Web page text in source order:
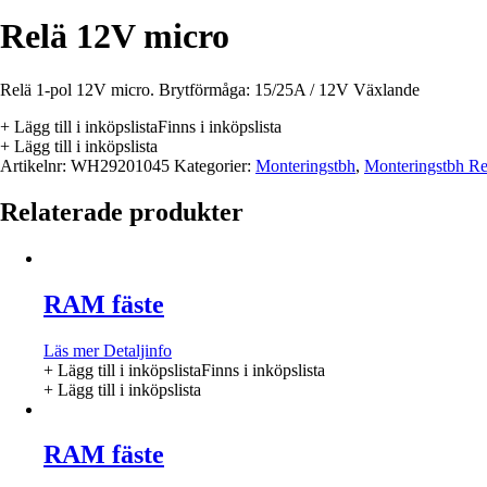
Relä 12V micro
Relä 1-pol 12V micro. Brytförmåga: 15/25A / 12V Växlande
+ Lägg till i inköpslistaFinns i inköpslista
+ Lägg till i inköpslista
Artikelnr: WH29201045 Kategorier: Monteringstbh, Monteringstbh
Relaterade produkter
RAM fäste
Läs merDetaljinfo
+ Lägg till i inköpslistaFinns i inköpslista
+ Lägg till i inköpslista
RAM fäste